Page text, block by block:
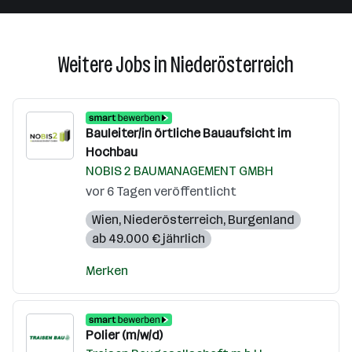
Weitere Jobs in Niederösterreich
Bauleiter/in örtliche Bauaufsicht im
Hochbau
NOBIS 2 BAUMANAGEMENT GMBH
vor 6 Tagen veröffentlicht
Wien, Niederösterreich, Burgenland
ab 49.000 € jährlich
Merken
Polier (m/w/d)